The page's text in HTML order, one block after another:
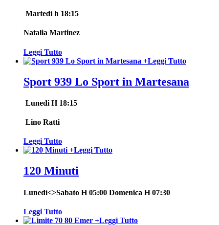
Martedì h 18:15
Natalia Martinez
Leggi Tutto
+Leggi Tutto
Sport 939 Lo Sport in Martesana
Lunedi H 18:15
Lino Ratti
Leggi Tutto
+Leggi Tutto
120 Minuti
Lunedì<>Sabato H 05:00 Domenica H 07:30
Leggi Tutto
+Leggi Tutto